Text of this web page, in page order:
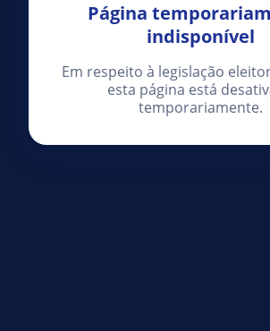
Página
indisponível
Em respeito à legislação
esta página está
temporariamente.